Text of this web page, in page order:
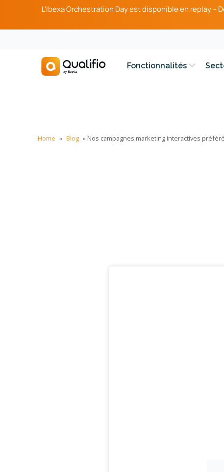
L’Ibexa Orchestration Day est disponible en replay
Fonctionnalités
Home » Blog » Nos campagnes marketing interactives